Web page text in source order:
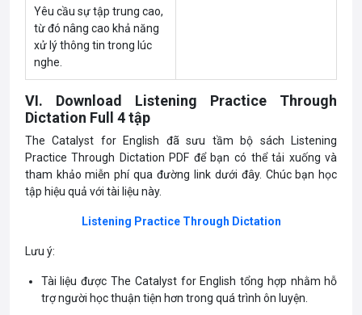
Yêu cầu sự tập trung cao,
từ đó nâng cao khả năng
xử lý thông tin trong lúc
nghe.
VI. Download Listening Practice Through
Dictation Full 4 tập
The Catalyst for English đã sưu tầm bộ sách Listening
Practice Through Dictation PDF để bạn có thể tải xuống và
tham khảo miễn phí qua đường link dưới đây. Chúc bạn học
tập hiệu quả với tài liệu này.
Listening Practice Through Dictation
Lưu ý:
Tài liệu được The Catalyst for English tổng hợp nhằm hỗ
trợ người học thuận tiện hơn trong quá trình ôn luyện.